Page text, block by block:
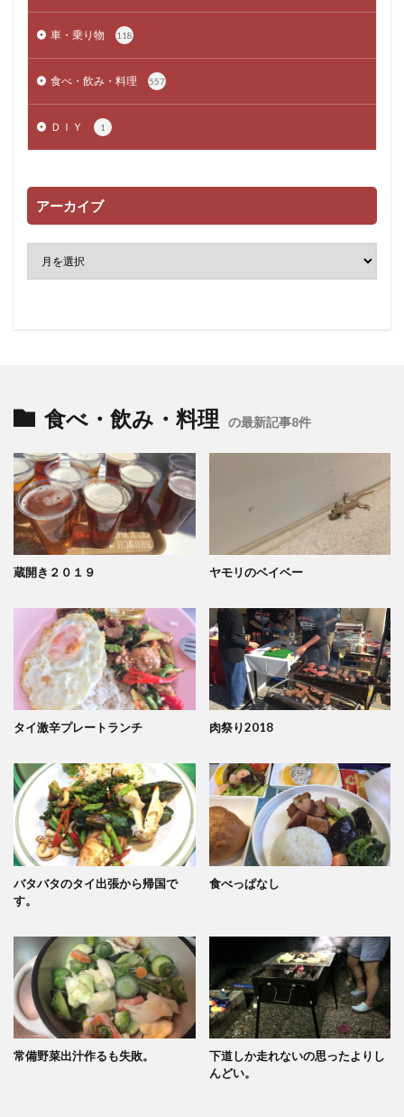
車・乗り物 118
食べ・飲み・料理 557
ＤＩＹ 1
アーカイブ
食べ・飲み・料理 の最新記事8件
蔵開き２０１９ ヤモリのベイベー
タイ激辛プレートランチ 肉祭り2018
バタバタのタイ出張から帰国で
す。
食べっぱなし
常備野菜出汁作るも失敗。
下道しか走れないの思ったよりし
んどい。